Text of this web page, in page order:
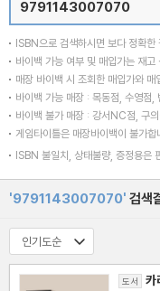
ISBN으로 검색하시면 보다 정확한
바이백 가능 여부 및 매입가는 재고
매장 바이백 시 조회한 매입가와
바이백 가능 매장 : 목동점, 수영점
바이백 불가 매장 : 강서NC점, 구
게임타이틀은 매장바이백이 불가합
ISBN 불일치, 상태불량, 증정용은
'9791143007070' 검색
도서 카